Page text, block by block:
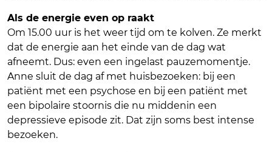
Als de energie even op raakt
Om 15.00 uur is het weer tijd om te kolven. Ze merkt
dat de energie aan het einde van de dag wat
afneemt. Dus: even een ingelast pauzemomentje.
Anne sluit de dag af met huisbezoeken: bij een
patiënt met een psychose en bij een patiënt met
een bipolaire stoornis die nu middenin een
depressieve episode zit. Dat zijn soms best intense
bezoeken.